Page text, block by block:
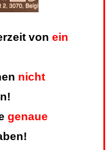
von ein
nicht
genaue